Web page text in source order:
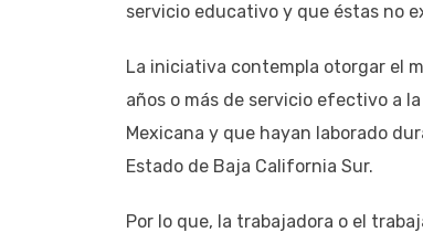
servicio educativo y que éstas no
La iniciativa contempla otorgar el
años o más de servicio efectivo a
Mexicana y que hayan laborado
Estado de Baja California Sur.
Por lo que, la trabajadora o el